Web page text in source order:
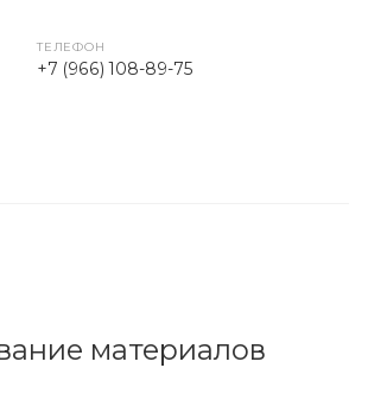
ТЕЛЕФОН
+7 (966) 108-89-75
материалов